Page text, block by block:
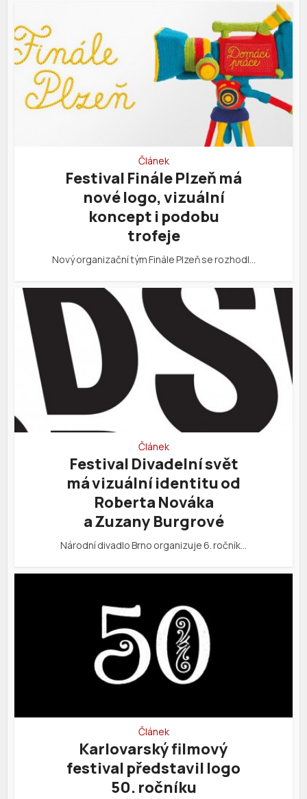
Článek
Festival Finále Plzeň má
nové logo, vizuální
koncept i podobu
trofeje
Nový organizační tým Finále Plzeň se rozhodl…
Článek
Festival Divadelní svět
má vizuální identitu od
Roberta Nováka
a Zuzany Burgrové
Národní divadlo Brno organizuje 6. ročník…
Článek
Karlovarský filmový
festival představil logo
50. ročníku